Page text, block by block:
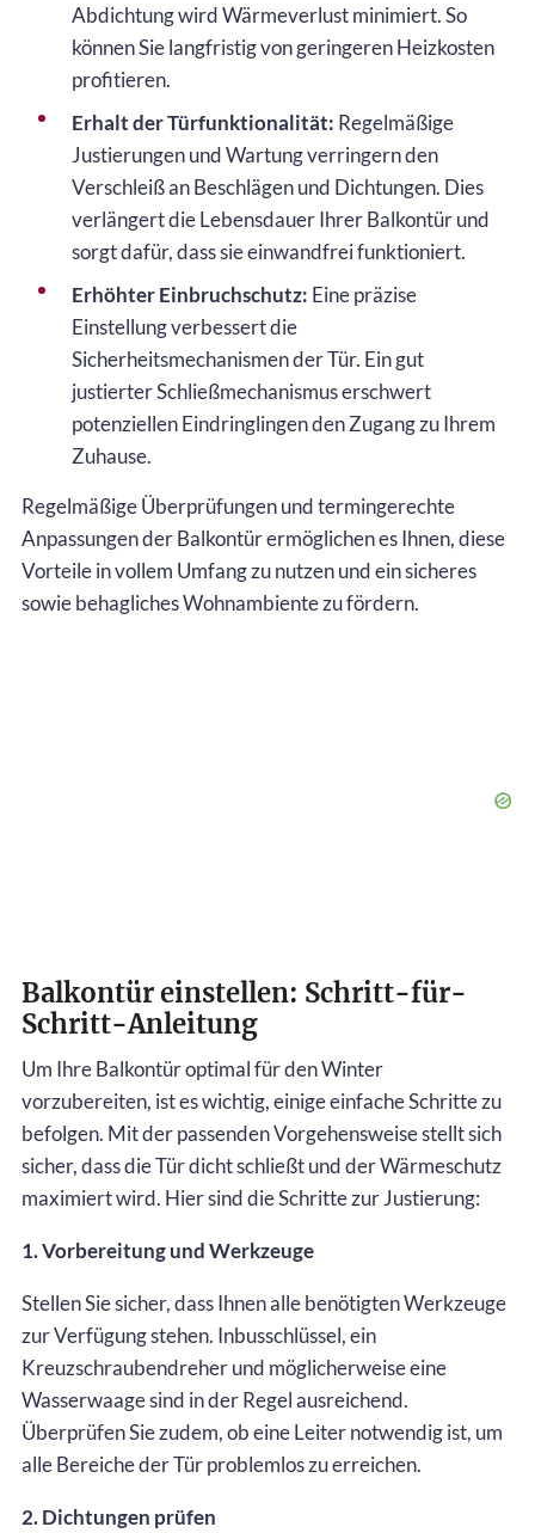
Abdichtung wird Wärmeverlust minimiert. So
können Sie langfristig von geringeren Heizkosten
profitieren.
Erhalt der Türfunktionalität: Regelmäßige
Justierungen und Wartung verringern den
Verschleiß an Beschlägen und Dichtungen. Dies
verlängert die Lebensdauer Ihrer Balkontür und
sorgt dafür, dass sie einwandfrei funktioniert.
Erhöhter Einbruchschutz: Eine präzise
Einstellung verbessert die
Sicherheitsmechanismen der Tür. Ein gut
justierter Schließmechanismus erschwert
potenziellen Eindringlingen den Zugang zu Ihrem
Zuhause.
Regelmäßige Überprüfungen und termingerechte
Anpassungen der Balkontür ermöglichen es Ihnen, diese
Vorteile in vollem Umfang zu nutzen und ein sicheres
sowie behagliches Wohnambiente zu fördern.
Balkontür einstellen: Schritt-für-
Schritt-Anleitung
Um Ihre Balkontür optimal für den Winter
vorzubereiten, ist es wichtig, einige einfache Schritte zu
befolgen. Mit der passenden Vorgehensweise stellt sich
sicher, dass die Tür dicht schließt und der Wärmeschutz
maximiert wird. Hier sind die Schritte zur Justierung:
1. Vorbereitung und Werkzeuge
Stellen Sie sicher, dass Ihnen alle benötigten Werkzeuge
zur Verfügung stehen. Inbusschlüssel, ein
Kreuzschraubendreher und möglicherweise eine
Wasserwaage sind in der Regel ausreichend.
Überprüfen Sie zudem, ob eine Leiter notwendig ist, um
alle Bereiche der Tür problemlos zu erreichen.
2. Dichtungen prüfen